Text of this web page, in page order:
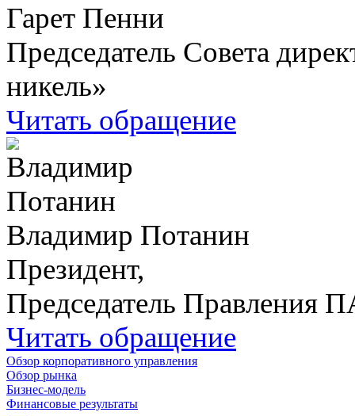
Гарет Пенни
Председатель Совета
никель»
Читать обращение
Владимир Потанин
Президент,
Председатель Правления
Читать обращение
Обзор корпоративного управления
Обзор рынка
Бизнес-модель
Финансовые результаты